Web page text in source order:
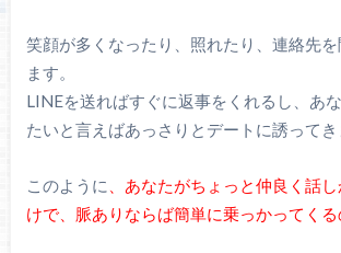
笑顔が多くなったり、照れたり、連絡先
ます。
LINEを送ればすぐに返事をくれるし、あ
たいと言えばあっさりとデートに誘ってき
このように 、あなたがちょっと仲良く話
けで、脈ありならば簡単に乗っかってくる